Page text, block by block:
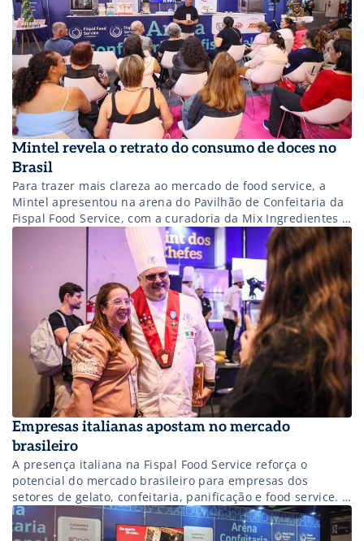
Mintel revela o retrato do consumo de doces no
Brasil
Para trazer mais clareza ao mercado de food service, a
Mintel apresentou na arena do Pavilhão de Confeitaria da
Fispal Food Service, com a curadoria da Mix Ingredientes e
Titã Eletrocomerciais, um relatório sobre os hábitos de
consumo de doces e sobremesas dos brasileiros. O estudo
reúne dados importantes para ajudar o setor a ampliar
negócios […]
Empresas italianas apostam no mercado
brasileiro
A presença italiana na Fispal Food Service reforça o
potencial do mercado brasileiro para empresas dos
setores de gelato, confeitaria, panificação e food service. O
Pavilhão Italiano, coordenado pela ICE – Agência para a
promoção no exterior e a internacionalização das